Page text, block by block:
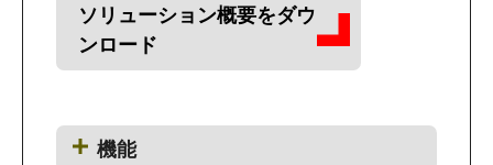
ソリューション概要をダウ
ンロード
機能